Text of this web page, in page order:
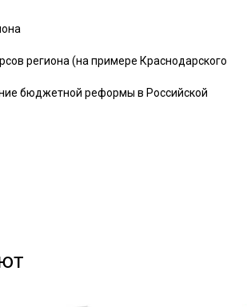
региона (на примере Краснодарского
бюджетной реформы в Российской